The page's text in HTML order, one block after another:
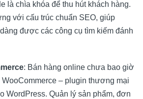
là chìa khóa để thu hút khách hàng.
với cấu trúc chuẩn SEO, giúp
được các công cụ tìm kiếm đánh
: Bán hàng online chưa bao giờ
– plugin thương mại
WordPress. Quản lý sản phẩm, đơn